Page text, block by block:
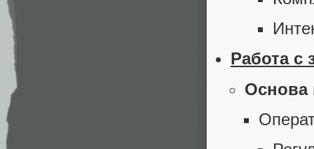
Работа с
Основа